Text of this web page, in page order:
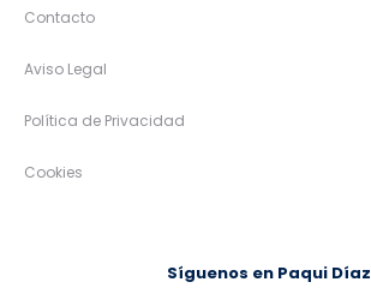
Contacto
Aviso Legal
Política de Privacidad
Cookies
Síguenos en Paqui Díaz